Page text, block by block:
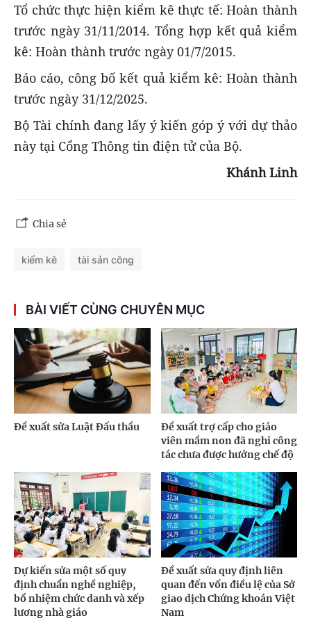
Tổ chức thực hiện kiểm kê thực tế: Hoàn thành
trước ngày 31/11/2014. Tổng hợp kết quả kiểm
kê: Hoàn thành trước ngày 01/7/2015.
Báo cáo, công bố kết quả kiểm kê: Hoàn thành
trước ngày 31/12/2025.
Bộ Tài chính đang lấy ý kiến góp ý với dự thảo
này tại Cổng Thông tin điện tử của Bộ.
Khánh Linh
Chia sẻ
kiểm kê tài sản công
BÀI VIẾT CÙNG CHUYÊN MỤC
Đề xuất sửa Luật Đấu thầu
Đề xuất trợ cấp cho giáo
viên mầm non đã nghỉ công
tác chưa được hưởng chế độ
Dự kiến sửa một số quy
định chuẩn nghề nghiệp,
bổ nhiệm chức danh và xếp
lương nhà giáo
Đề xuất sửa quy định liên
quan đến vốn điều lệ của Sở
giao dịch Chứng khoán Việt
Nam